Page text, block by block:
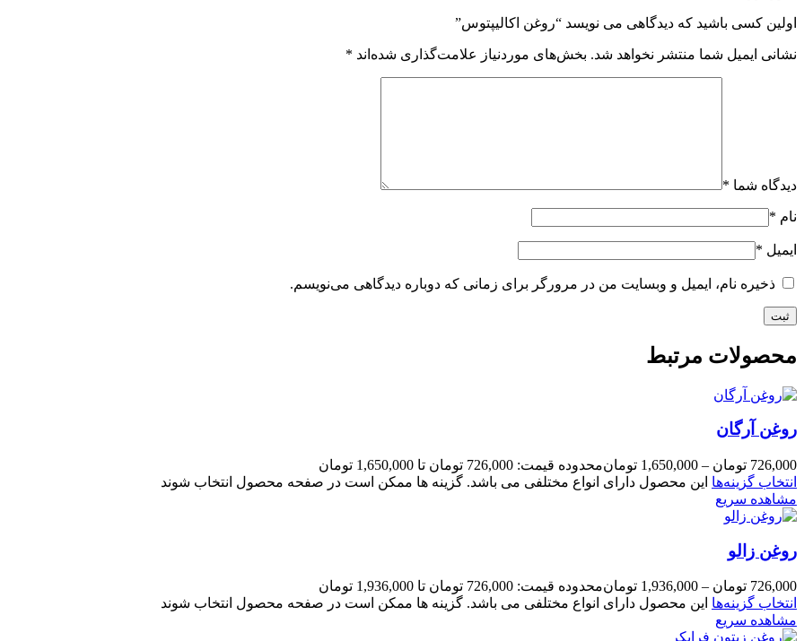
اولین کسی باشید که دیدگاهی می نویسد “روغن اکالیپتوس”
نشانی ایمیل شما منتشر نخواهد شد. بخش‌های موردنیاز علامت‌گذاری شده‌اند *
دیدگاه شما *
نام *
ایمیل *
ذخیره نام، ایمیل و وبسایت من در مرورگر برای زمانی که دوباره دیدگاهی می‌نویسم.
محصولات مرتبط
روغن آرگان
726,000 تومان –
1,650,000 تومانمحدوده قیمت: 726,000 تومان تا 1,650,000 تومان
انتخاب گزینه‌ها این محصول دارای انواع مختلفی می باشد. گزینه ها ممکن است در صفحه محصول انتخاب شوند
مشاهده سریع
روغن زالو
726,000 تومان –
1,936,000 تومانمحدوده قیمت: 726,000 تومان تا 1,936,000 تومان
انتخاب گزینه‌ها این محصول دارای انواع مختلفی می باشد. گزینه ها ممکن است در صفحه محصول انتخاب شوند
مشاهده سریع